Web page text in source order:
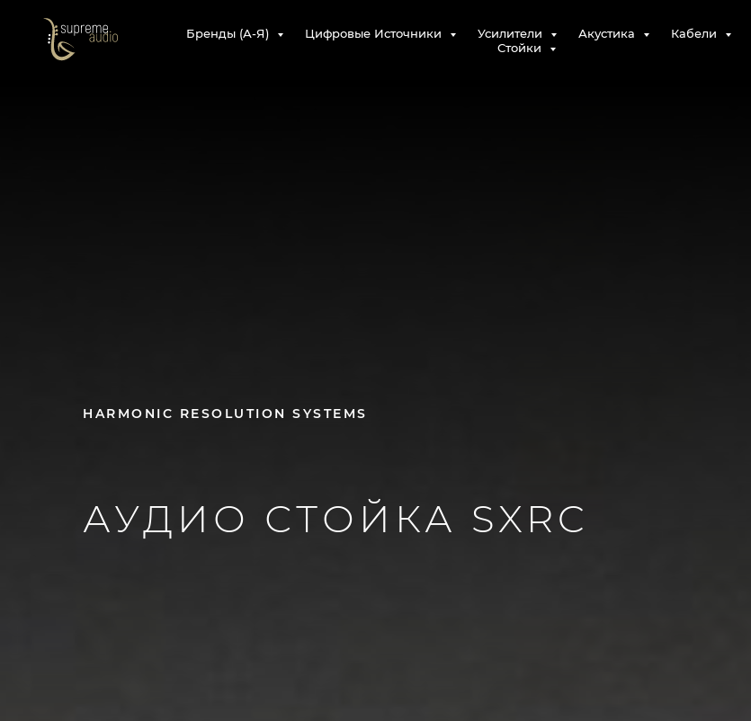
Бренды (А-Я) Цифровые Источники Усилители Акустика Кабели
Стойки
HARMONIC RESOLUTION SYSTEMS
АУДИО СТОЙКА SXRC